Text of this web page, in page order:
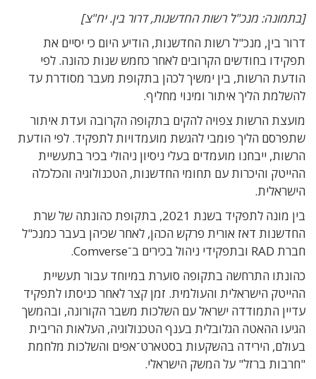
[בתמונה: מנכ"ל רשות החדשנות, דרור בין. יח"צ]
דרור בין, מנכ"ל רשות החדשנות, הודיע היום כי יסיים את
תפקידו בחודשים הקרובים לאחר כחמש שנות כהונה. לפי
הודעת הרשות, בין ימשיך לכהן בתקופת מעבר מסודרת עד
להשלמת הליך איתור ומינוי מחליף.
מועצת הרשות צפויה להקים בתקופה הקרובה ועדת איתור
שתפרסם הליך פומבי להגשת מועמדויות לתפקיד. לפי הודעת
הרשות, ייבחנו מועמדים בעלי ניסיון ניהולי בכיר בתעשיית
ההייטק והיכרות עם תחומי החדשנות, הטכנולוגיה והכלכלה
הישראלית.
בין מונה לתפקיד בשנת 2021, בתקופת כהונתה של שרת
החדשנות דאז אורית פרקש הכהן, לאחר שכיהן בעבר כמנכ"ל
חברת RAD ובתפקידי ניהול בכירים ב־Comverse.
כהונתו התרחשה בתקופה סוערת במיוחד עבור תעשיית
ההייטק הישראלית והעולמית. זמן קצר לאחר כניסתו לתפקיד
עדיין התמודדה ישראל עם השלכות משבר הקורונה, ובהמשך
הגיעו ההאטה הגלובלית בענף הטכנולוגיה, העלאות הריבית
בעולם, הירידה בהשקעות בסטארט־אפים והשלכות מלחמת
"חרבות ברזל" על המשק הישראלי.